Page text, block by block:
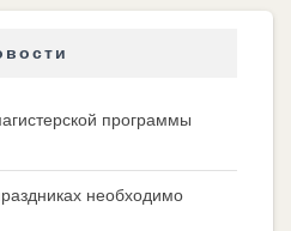
программы
необходимо